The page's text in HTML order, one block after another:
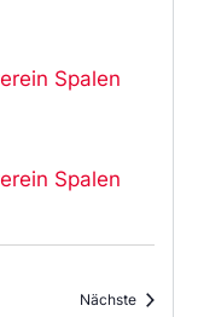
Spalen
Spalen
Nächste